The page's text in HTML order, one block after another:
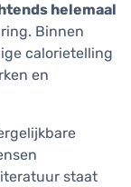
helemaal
Binnen
calorietelling
en
staat